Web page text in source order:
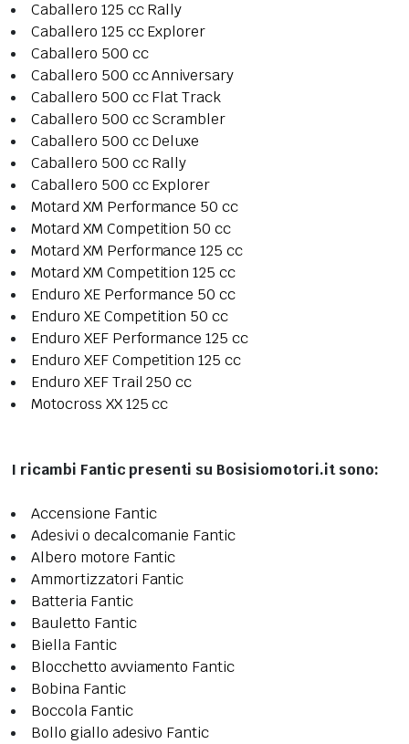
Caballero 125 cc Rally
Caballero 125 cc Explorer
Caballero 500 cc
Caballero 500 cc Anniversary
Caballero 500 cc Flat Track
Caballero 500 cc Scrambler
Caballero 500 cc Deluxe
Caballero 500 cc Rally
Caballero 500 cc Explorer
Motard XM Performance 50 cc
Motard XM Competition 50 cc
Motard XM Performance 125 cc
Motard XM Competition 125 cc
Enduro XE Performance 50 cc
Enduro XE Competition 50 cc
Enduro XEF Performance 125 cc
Enduro XEF Competition 125 cc
Enduro XEF Trail 250 cc
Motocross XX 125 cc
I ricambi Fantic presenti su Bosisiomotori.it sono:
Accensione Fantic
Adesivi o decalcomanie Fantic
Albero motore Fantic
Ammortizzatori Fantic
Batteria Fantic
Bauletto Fantic
Biella Fantic
Blocchetto avviamento Fantic
Bobina Fantic
Boccola Fantic
Bollo giallo adesivo Fantic